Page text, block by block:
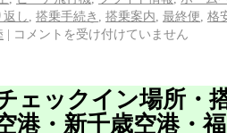
返し 搭乗手続き 搭乗案内 最終便 格
| コメントを受け付けていません
ェックイン場所・
港・新千歳空港・